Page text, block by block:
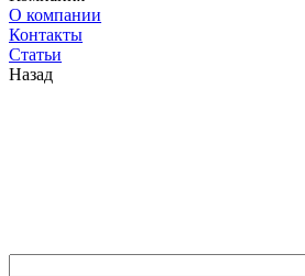
О компании
Контакты
Статьи
Назад